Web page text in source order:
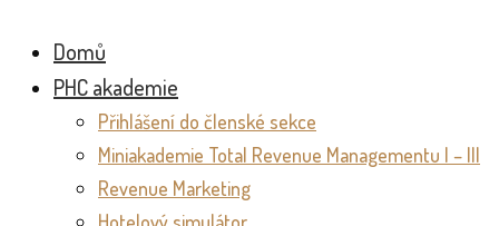
Domů
PHC akademie
Přihlášení do členské sekce
Miniakademie Total Revenue Managementu I – III
Revenue Marketing